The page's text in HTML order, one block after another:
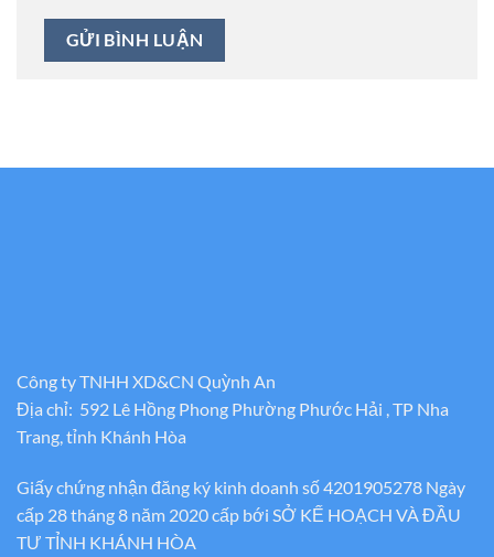
Công ty TNHH XD&CN Quỳnh An
Địa chỉ: 592 Lê Hồng Phong Phường Phước Hải , TP Nha
Trang, tỉnh Khánh Hòa
Giấy chứng nhận đăng ký kinh doanh số 4201905278 Ngày
cấp 28 tháng 8 năm 2020 cấp bới SỞ KẾ HOẠCH VÀ ĐẦU
TƯ TỈNH KHÁNH HÒA